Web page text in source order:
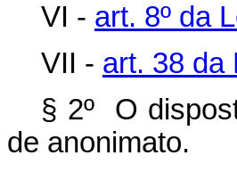
VI - art. 8º da
VII - art. 38 da
§ 2º O
de anonimato.